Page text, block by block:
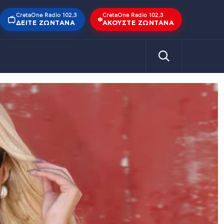
CretaOne Radio 102,3
ΔΕΊΤΕ ΖΩΝΤΑΝΆ
CretaOne Radio 102,3
ΑΚΟΎΣΤΕ ΖΩΝΤΑΝΆ